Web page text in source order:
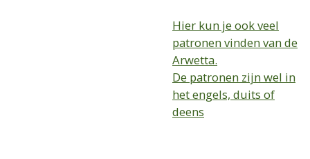
Hier kun je ook veel
patronen vinden van de
Arwetta.
De patronen zijn wel in
het engels, duits of
deens